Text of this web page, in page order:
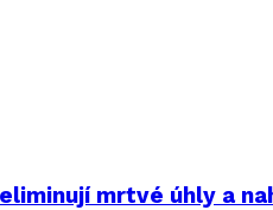
mrtvé úhly a